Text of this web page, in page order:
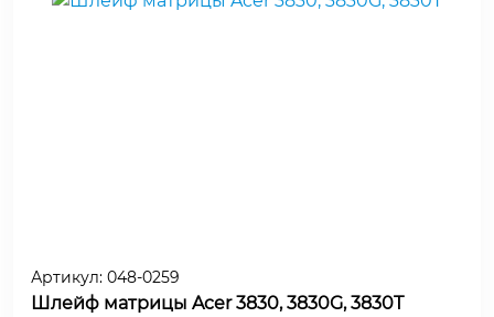
Артикул: 048-0259
Шлейф матрицы Acer 3830, 3830G, 3830T